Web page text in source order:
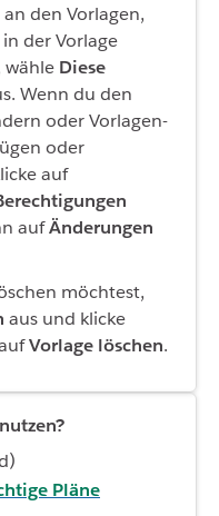
den Vorlagen,
der Vorlage
Diese
Wenn du den
oder Vorlagen-
oder
auf
aufÄnderungen
möchtest,
aus und klicke
Vorlage löschen.
Pläne